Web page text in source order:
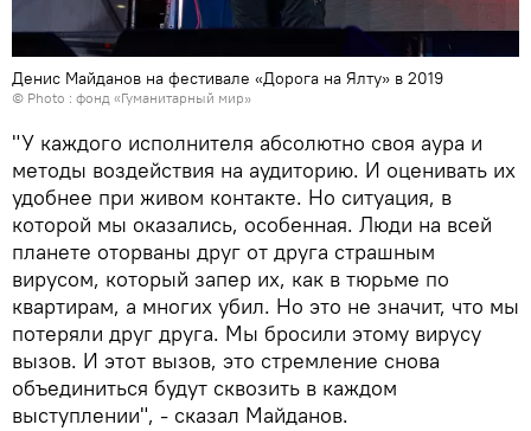
Денис Майданов на фестивале «Дорога на Ялту» в 2019
© Photo : фонд «Гуманитарный мир»
"У каждого исполнителя абсолютно своя аура и
методы воздействия на аудиторию. И оценивать их
удобнее при живом контакте. Но ситуация, в
которой мы оказались, особенная. Люди на всей
планете оторваны друг от друга страшным
вирусом, который запер их, как в тюрьме по
квартирам, а многих убил. Но это не значит, что мы
потеряли друг друга. Мы бросили этому вирусу
вызов. И этот вызов, это стремление снова
объединиться будут сквозить в каждом
выступлении", - сказал Майданов.